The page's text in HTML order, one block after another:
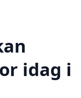
idag i